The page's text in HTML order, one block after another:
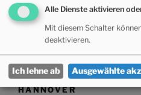
Search
for:
HIER FINDEST DU DIE
OSTEOPATHIE UND
HANNOVER
Alle Dienste aktivieren
Mit diesem Schalter
deaktivieren.
Ich lehne ab Ausgewählte